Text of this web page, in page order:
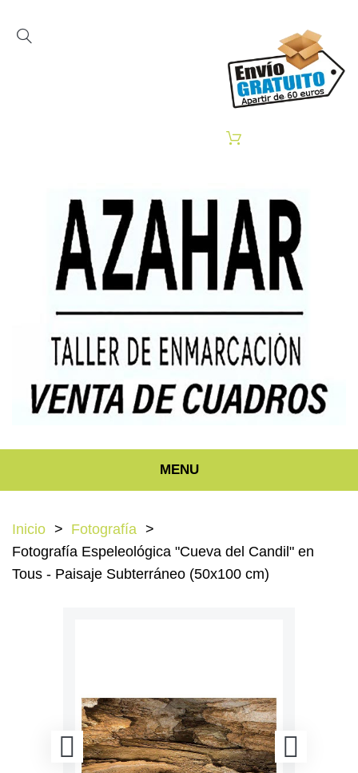
MENU
Inicio
Fotografía
Fotografía Espeleológica "Cueva del Candil" en
Tous - Paisaje Subterráneo (50x100 cm)